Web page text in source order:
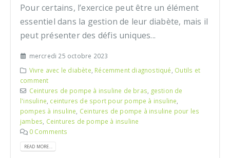
Pour certains, l’exercice peut être un élément
essentiel dans la gestion de leur diabète, mais il
peut présenter des défis uniques...
mercredi 25 octobre 2023
Vivre avec le diabète Récemment diagnostiqué Outils et
comment
Ceintures de pompe à insuline de bras gestion de
l'insuline ceintures de sport pour pompe à insuline
pompes à insuline Ceintures de pompe à insuline pour les
jambes Ceintures de pompe à insuline
0 Comments
READ MORE...